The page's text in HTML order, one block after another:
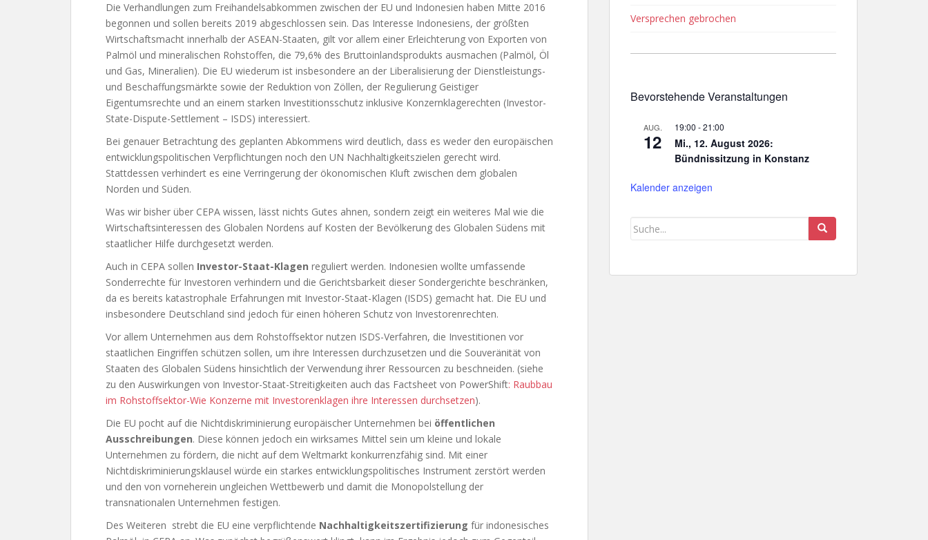
Die Verhandlungen zum Freihandelsabkommen zwischen der EU und Indonesien haben Mitte 2016
begonnen und sollen bereits 2019 abgeschlossen sein. Das Interesse Indonesiens, der größten
Wirtschaftsmacht innerhalb der ASEAN-Staaten, gilt vor allem einer Erleichterung von Exporten von
Palmöl und mineralischen Rohstoffen, die 79,6% des Bruttoinlandsprodukts ausmachen (Palmöl, Öl
und Gas, Mineralien). Die EU wiederum ist insbesondere an der Liberalisierung der Dienstleistungs-
und Beschaffungsmärkte sowie der Reduktion von Zöllen, der Regulierung Geistiger
Eigentumsrechte und an einem starken Investitionsschutz inklusive Konzernklagerechten (Investor-
State-Dispute-Settlement – ISDS) interessiert.
Bei genauer Betrachtung des geplanten Abkommens wird deutlich, dass es weder den europäischen
entwicklungspolitischen Verpflichtungen noch den UN Nachhaltigkeitszielen gerecht wird.
Stattdessen verhindert es eine Verringerung der ökonomischen Kluft zwischen dem globalen
Norden und Süden.
Was wir bisher über CEPA wissen, lässt nichts Gutes ahnen, sondern zeigt ein weiteres Mal wie die
Wirtschaftsinteressen des Globalen Nordens auf Kosten der Bevölkerung des Globalen Südens mit
staatlicher Hilfe durchgesetzt werden.
Auch in CEPA sollen Investor-Staat-Klagen reguliert werden. Indonesien wollte umfassende
Sonderrechte für Investoren verhindern und die Gerichtsbarkeit dieser Sondergerichte beschränken,
da es bereits katastrophale Erfahrungen mit Investor-Staat-Klagen (ISDS) gemacht hat. Die EU und
insbesondere Deutschland sind jedoch für einen höheren Schutz von Investorenrechten.
Vor allem Unternehmen aus dem Rohstoffsektor nutzen ISDS-Verfahren, die Investitionen vor
staatlichen Eingriffen schützen sollen, um ihre Interessen durchzusetzen und die Souveränität von
Staaten des Globalen Südens hinsichtlich der Verwendung ihrer Ressourcen zu beschneiden. (siehe
zu den Auswirkungen von Investor-Staat-Streitigkeiten auch das Factsheet von PowerShift: Raubbau
im Rohstoffsektor-Wie Konzerne mit Investorenklagen ihre Interessen durchsetzen).
Die EU pocht auf die Nichtdiskriminierung europäischer Unternehmen bei öffentlichen
Ausschreibungen. Diese können jedoch ein wirksames Mittel sein um kleine und lokale
Unternehmen zu fördern, die nicht auf dem Weltmarkt konkurrenzfähig sind. Mit einer
Nichtdiskriminierungsklausel würde ein starkes entwicklungspolitisches Instrument zerstört werden
und den von vorneherein ungleichen Wettbewerb und damit die Monopolstellung der
transnationalen Unternehmen festigen.
Des Weiteren strebt die EU eine verpflichtende Nachhaltigkeitszertifizierung für indonesisches
Versprechen gebrochen
Bevorstehende Veranstaltungen
AUG.
12
19:00 -21:00
Mi., 12. August 2026:
Bündnissitzung in Konstanz
Kalender anzeigen